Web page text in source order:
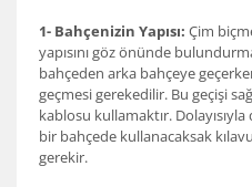
1- Bahçenizin Yapısı: Çim
yapısını göz önünde
bahçeden arka bahçeye
geçmesi gerekedilir. Bu geçişi
kablosu kullamaktır.
bir bahçede kullanacaksak
gerekir.